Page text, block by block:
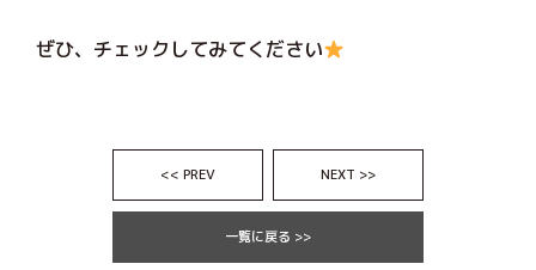
ぜひ、チェックしてみてください
<< PREV NEXT >>
一覧に戻る >>